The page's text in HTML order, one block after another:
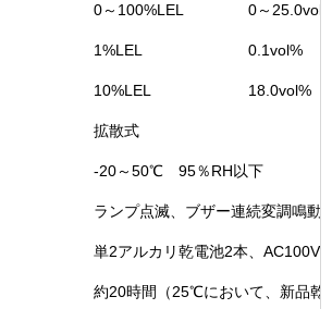
0～100%LEL 0～
1%LEL 0.1vol%
10%LEL 18.0vol%
拡散式
-20～50℃ 95％RH以下
ランプ点滅、ブザー連続変調鳴動
単2アルカリ乾電池2本、
約20時間（25℃において、新品乾